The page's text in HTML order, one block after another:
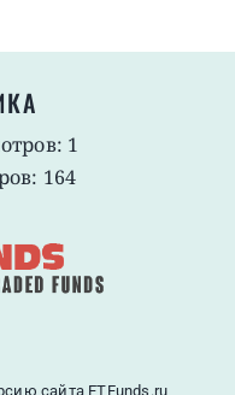
1
164
сайта ETFunds.ru,